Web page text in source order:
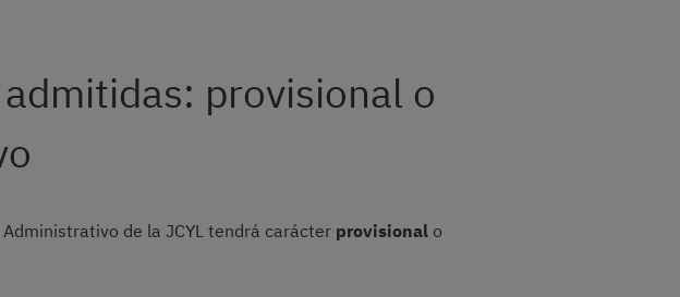
provisional o
de la JCYL tendrá carácter provisional o